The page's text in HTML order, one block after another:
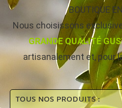
BOUTIQUE
Nous choisissons
GRANDE QUALITÉ
artisanalement et, pour
TOUS NOS PRODUITS :